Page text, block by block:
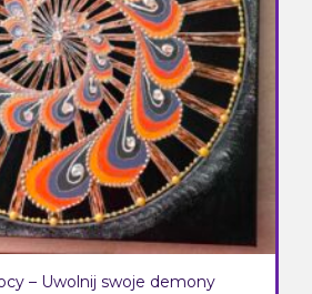
– Uwolnij swoje demony